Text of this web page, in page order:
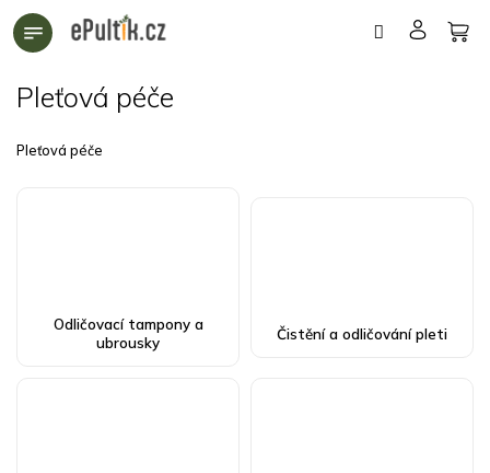
Přejít
na
Pleťová péče
Pleťová péče
Odličovací tampony a
ubrousky
Čistění a odličování pleti